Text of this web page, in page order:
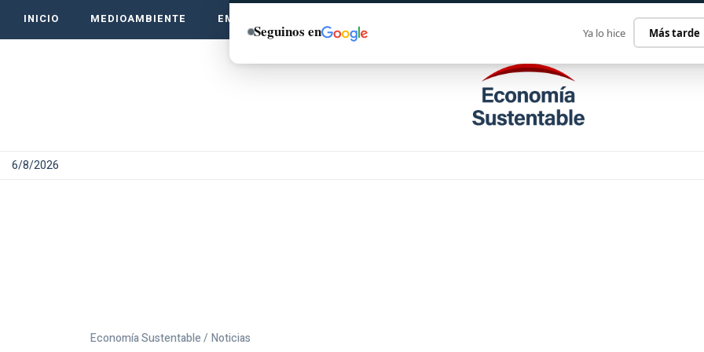
INICIO MEDIOAMBIENTE EMPRENDE VERDE
6/8/2026
Economía Sustentable / Noticias
Seguinos en Ya lo hice Más tarde